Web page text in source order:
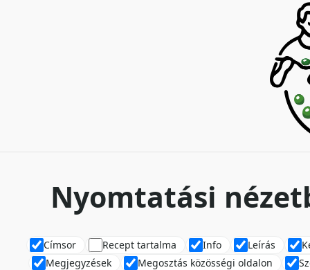
Nyomtatási
Címsor Recept tartalma Info Leírás
Megjegyzések
Megosztás közösségi oldalon